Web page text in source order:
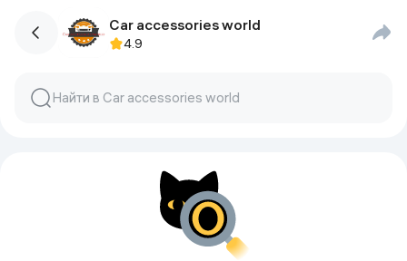
Car accessories world
4.9